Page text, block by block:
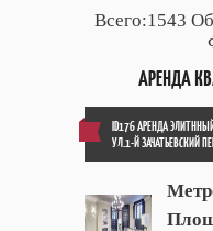
Всего:1543
АРЕНДА
ID176 АРЕНДА
УЛ.1-Й ЗАЧАТЬЕВСКИЙ